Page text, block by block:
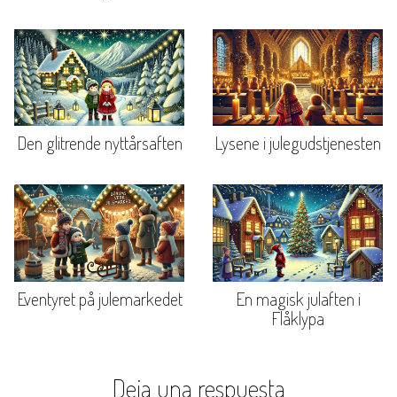
Den glitrende nyttårsaften Lysene i julegudstjenesten
Eventyret på julemarkedet
En magisk julaften i
Flåklypa
Deja una respuesta